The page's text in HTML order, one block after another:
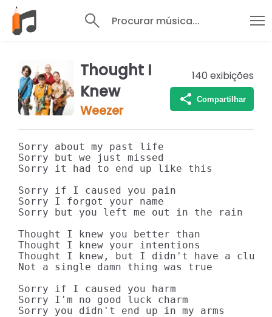
Procurar música...
Thought I
Knew
Weezer
140 exibições
Compartilhar
Sorry about my past life
Sorry but we just missed
Sorry it had to end up like this
Sorry if I caused you pain
Sorry I forgot your name
Sorry but you left me out in the rain
Thought I knew you better than
Thought I knew your intentions
Thought I knew, but I didn't have a clue
Not a single damn thing was true
Sorry if I caused you harm
Sorry I'm no good luck charm
Sorry you didn't end up in my arms